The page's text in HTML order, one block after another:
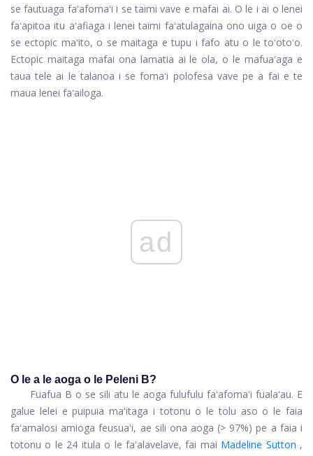
se fautuaga faʻafomaʻi i se taimi vave e mafai ai. O le i ai o lenei
faʻapitoa itu aʻafiaga i lenei taimi faʻatulagaina ono uiga o oe o
se ectopic maʻito, o se maitaga e tupu i fafo atu o le toʻotoʻo.
Ectopic maitaga mafai ona lamatia ai le ola, o le mafuaʻaga e
taua tele ai le talanoa i se fomaʻi polofesa vave pe a fai e te
maua lenei faʻailoga.
ad
O le a le aoga o le Peleni B?
Fuafua B o se sili atu le aoga fulufulu faʻafomaʻi fualaʻau. E
galue lelei e puipuia maʻitaga i totonu o le tolu aso o le faia
faʻamalosi amioga feusuaʻi, ae sili ona aoga (> 97%) pe a faia i
totonu o le 24 itula o le faʻalavelave, fai mai Madeline Sutton ,